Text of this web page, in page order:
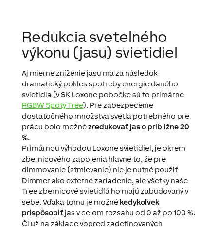
Redukcia svetelného
výkonu (jasu) svietidiel
Aj mierne zníženie jasu ma za následok
dramatický pokles spotreby energie daného
svietidla (v SK Loxone pobočke sú to primárne
RGBW Spoty Tree). Pre zabezpečenie
dostatočného množstva svetla potrebného pre
prácu bolo možnézredukovať jas o približne 20
%.
Primárnou výhodou Loxone svietidiel, je okrem
zbernicového zapojenia hlavne to, že pre
dimmovanie (stmievanie) nie je nutné použiť
Dimmer ako externé zariadenie, ale všetky naše
Tree zbernicové svietidlá ho majú zabudovaný v
sebe. Vďaka tomu je možné kedykoľvek
prispôsobiťjas v celom rozsahu od 0 až po 100 %.
Či už na základe vopred zadefinovaných